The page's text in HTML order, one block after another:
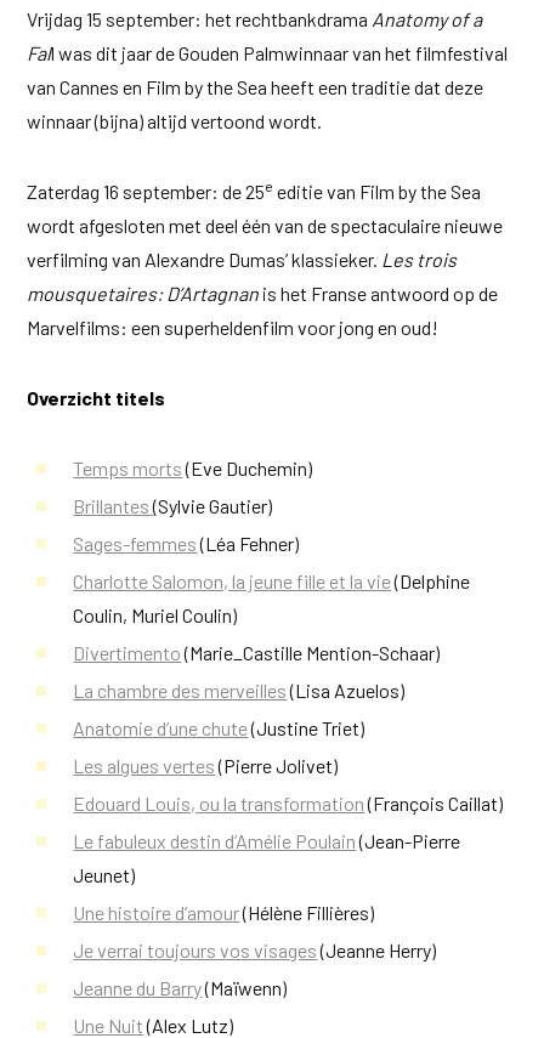
Vrijdag 15 september: het rechtbankdrama Anatomy of a
Fall was dit jaar de Gouden Palmwinnaar van het filmfestival
van Cannes en Film by the Sea heeft een traditie dat deze
winnaar (bijna) altijd vertoond wordt.
Zaterdag 16 september: de 25e editie van Film by the Sea
wordt afgesloten met deel één van de spectaculaire nieuwe
verfilming van Alexandre Dumas’ klassieker. Les trois
mousquetaires: D’Artagnan is het Franse antwoord op de
Marvelfilms: een superheldenfilm voor jong en oud!
Overzicht titels
Temps morts(Eve Duchemin)
Brillantes(Sylvie Gautier)
Sages-femmes(Léa Fehner)
Charlotte Salomon, la jeune fille et la vie(Delphine
Coulin, Muriel Coulin)
Divertimento(Marie_Castille Mention-Schaar)
La chambre des merveilles(Lisa Azuelos)
Anatomie d’une chute(Justine Triet)
Les algues vertes(Pierre Jolivet)
Edouard Louis, ou la transformation(François Caillat)
Le fabuleux destin d’Amélie Poulain(Jean-Pierre
Jeunet)
Une histoire d’amour(Hélène Fillières)
Je verrai toujours vos visages(Jeanne Herry)
Jeanne du Barry(Maïwenn)
Une Nuit(Alex Lutz)